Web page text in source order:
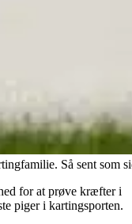
Så sent
for at prøve kræfter i
piger i kartingsporten.